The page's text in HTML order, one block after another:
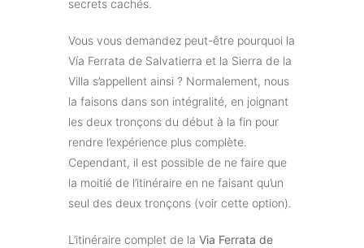
secrets cachés.
Vous vous demandez peut-être pourquoi la
Vía Ferrata de Salvatierra et la Sierra de la
Villa s’appellent ainsi ? Normalement, nous
la faisons dans son intégralité, en joignant
les deux tronçons du début à la fin pour
rendre l’expérience plus complète.
Cependant, il est possible de ne faire que
la moitié de l’itinéraire en ne faisant qu’un
seul des deux tronçons (voir cette option).
L’itinéraire complet de la Via Ferrata de